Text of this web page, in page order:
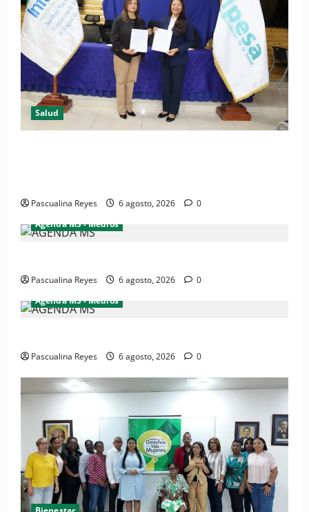
Salud
Pascualina Reyes 6 agosto, 2026
0
Agenda MS - Medios
Pascualina Reyes 6 agosto, 2026
0
Agenda MS - Medios
Pascualina Reyes 6 agosto, 2026 0